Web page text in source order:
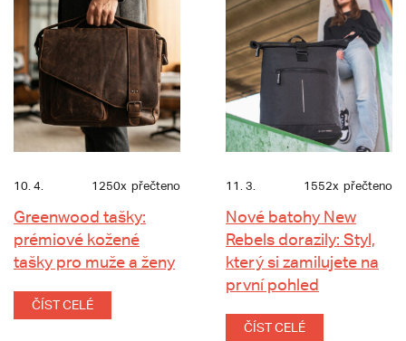
10. 4. 1250x přečteno
Greenwood tašky:
prémiové kožené
tašky pro muže a ženy
ČÍST CELÉ
11. 3. 1552x přečteno
Nové batohy New
Rebels dorazily: Styl,
který si zamilujete na
první pohled
ČÍST CELÉ